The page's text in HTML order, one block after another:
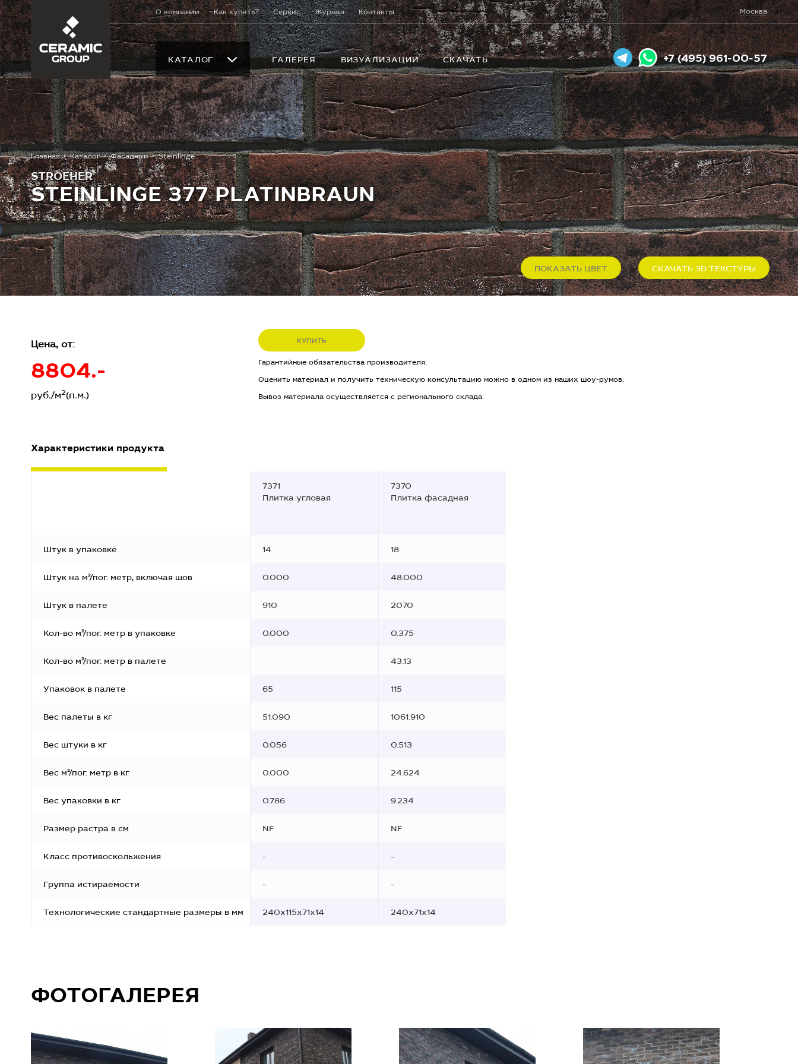
О компании Как купить? Сервис Журнал Контакты Москва
КАТАЛОГ ГАЛЕРЕЯ ВИЗУАЛИЗАЦИИ СКАЧАТЬ +7 (495) 961-00-57
Главная Каталог Фасадный Steinlinge
STROEHER
STEINLINGE 377 PLATINBRAUN
ПОКАЗАТЬ ЦВЕТ СКАЧАТЬ 3D ТЕКСТУРЫ
Цена, от:
8804.-
руб./м2(п.м.)
КУПИТЬ
Гарантийные обязательства производителя.
Оценить материал и получить техническую консультацию можно в одном из наших шоу-румов.
Вывоз материала осуществляется с регионального склада.
Характеристики продукта
7371
Плитка угловая
7370
Плитка фасадная
Штук в упаковке 14 18
Штук на м²/пог. метр, включая шов 0.000 48.000
Штук в палете 910 2070
Кол-во м²/пог. метр в упаковке 0.000 0.375
Кол-во м²/пог. метр в палете 43.13
Упаковок в палете 65 115
Вес палеты в кг 51.090 1061.910
Вес штуки в кг 0.056 0.513
Вес м²/пог. метр в кг 0.000 24.624
Вес упаковки в кг 0.786 9.234
Размер растра в см NF NF
Класс противоскольжения - -
Группа истираемости - -
Технологические стандартные размеры в мм 240x115x71x14 240x71x14
ФОТОГАЛЕРЕЯ